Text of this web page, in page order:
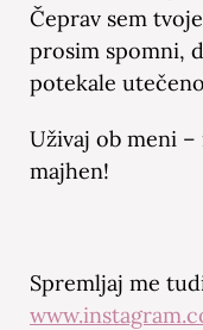
Čeprav sem
prosim spomni,
potekale
Uživaj ob meni
majhen!
Spremljaj me